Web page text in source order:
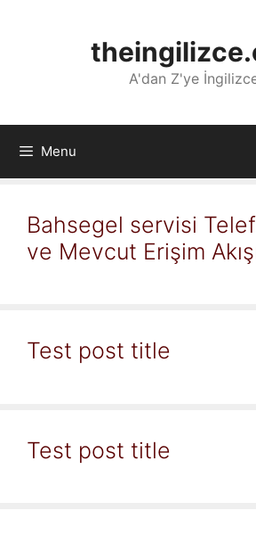
A'dan Z'ye
Menu
Bahsegel servisi
ve Mevcut Erişim
Test post title
Test post title